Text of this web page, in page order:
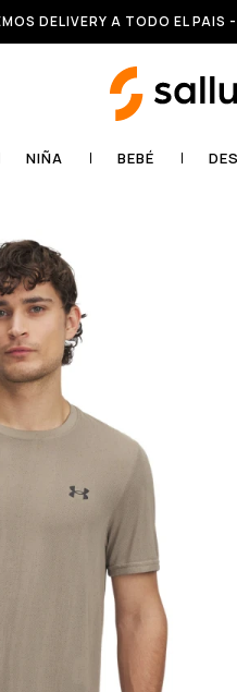
DELIVERY A TODO EL
NIÑA BEBÉ